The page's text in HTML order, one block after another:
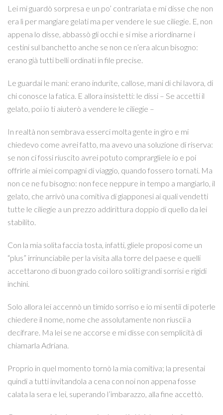
Lei mi guardò sorpresa e un po’ contrariata e mi disse che non
era lì per mangiare gelati ma per vendere le sue ciliegie. E, non
appena lo disse, abbassò gli occhi e si mise a riordinarne i
cestini sul banchetto anche se non ce n’era alcun bisogno:
erano già tutti belli ordinati in file precise.
Le guardai le mani: erano indurite, callose, mani di chi lavora, di
chi conosce la fatica. E allora insistetti: le dissi – Se accetti il
gelato, poi io ti aiuterò a vendere le ciliegie –
In realtà non sembrava esserci molta gente in giro e mi
chiedevo come avrei fatto, ma avevo una soluzione di riserva:
se non ci fossi riuscito avrei potuto comprargliele io e poi
offrirle ai miei compagni di viaggio, quando fossero tornati. Ma
non ce ne fu bisogno: non fece neppure in tempo a mangiarlo, il
gelato, che arrivò una comitiva di giapponesi ai quali vendetti
tutte le ciliegie a un prezzo addirittura doppio di quello da lei
stabilito.
Con la mia solita faccia tosta, infatti, gliele proposi come un
“plus” irrinunciabile per la visita alla torre del paese e quelli
accettarono di buon grado coi loro soliti grandi sorrisi e rigidi
inchini.
Solo allora lei accennò un timido sorriso e io mi sentii di poterle
chiedere il nome, nome che assolutamente non riuscii a
decifrare. Ma lei se ne accorse e mi disse con semplicità di
chiamarla Adriana.
Proprio in quel momento tornò la mia comitiva; la presentai
quindi a tutti invitandola a cena con noi non appena fosse
calata la sera e lei, superando l’imbarazzo, alla fine accettò.